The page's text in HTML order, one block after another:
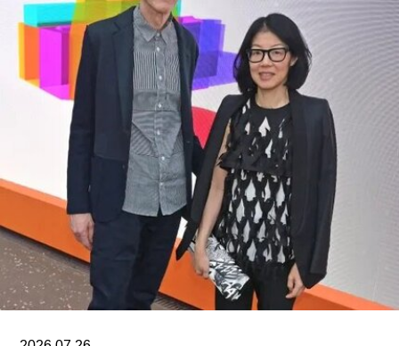
告中，政府指责博物馆馆长安西娅·M·哈蒂格
（Anthea M. Hartig）在展览中传播“激进的行动主
义意识形态”。
根据这一行政令，新的指示牌将告知参观者，博物
馆现有展览“应予以改造”，以符合政府近期发布的
题为《拯救美国的故事：史密森尼学会美国国家历
史博物馆如何因意识形态操控而抹杀我们的历史遗
产》的报告。指示牌还将“引导游客前往能够获取关
于美国历史准确信息的地点和资源”。不过政府并未
具体说明其认可的具体地点或资源为何。
该行政令还指责博物馆在美国建国250周年之际未